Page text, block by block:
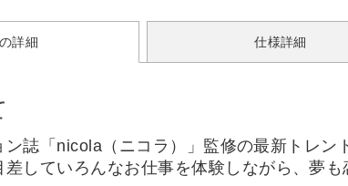
詳細 仕様詳細
ン誌「nicola（ニコラ）」監修の最新トレ
差していろんなお仕事を体験しながら、夢